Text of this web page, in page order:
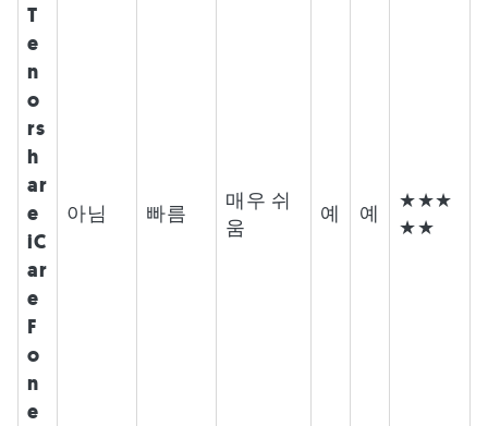
T
e
n
o
rs
h
ar
e
iC
ar
e
F
o
n
e
아님 빠름
매우 쉬
움
예 예
★★★
★★